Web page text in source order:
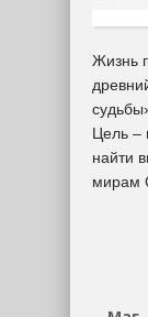
Жизнь
Цель –
найти
мирам